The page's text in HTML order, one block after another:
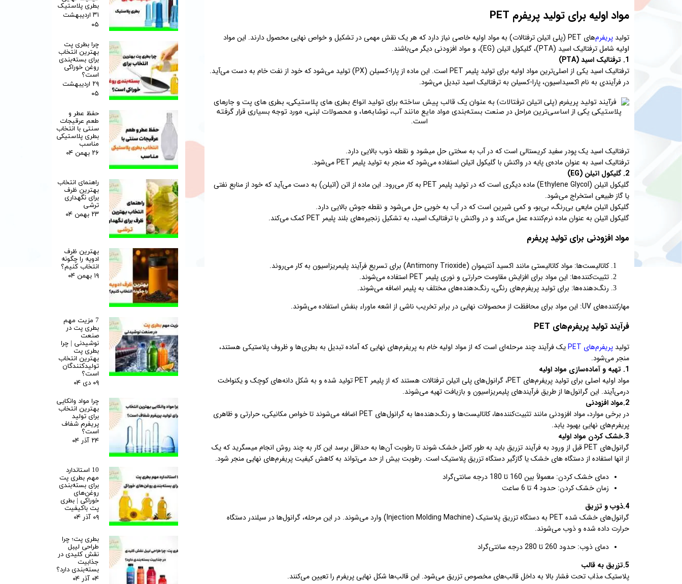
مواد اولیه برای تولید پریفرم PET
تولیدپریفرم‌
های PET (پلی اتیلن ترفتالات) به مواد اولیه خاصی نیاز دارد که هر یک نقش مهمی در تشکیل و خواص نهایی محصول دارند. این مواد
اولیه شامل ترفتالیک اسید (PTA)، گلیکول اتیلن (EG)، و مواد افزودنی دیگر می‌باشند.
1. ترفتالیک اسید (PTA)
ترفتالیک اسید یکی از اصلی‌ترین مواد اولیه برای تولید پلیمر PET است. این ماده از پارا-کسیلن (PX) تولید می‌شود که خود از نفت خام به دست می‌آید.
در فرآیندی به نام اکسیداسیون، پارا-کسیلن به ترفتالیک اسید تبدیل می‌شود.
ترفتالیک اسید یک پودر سفید کریستالی است که در آب به سختی حل میشود و نقطه ذوب بالایی دارد.
ترفتالیک اسید به عنوان ماده‌ی پایه در واکنش با گلیکول اتیلن استفاده می‌شود که منجر به تولید پلیمر PET می‌شود.
2. گلیکول اتیلن (EG)
گلیکول اتیلن (Ethylene Glycol) ماده دیگری است که در تولید پلیمر PET به کار می‌رود. این ماده از اتن (اتیلن) به دست می‌آید که خود از منابع نفتی
یا گاز طبیعی استخراج می‌شود.
گلیکول اتیلن مایعی بی‌رنگ، بی‌بو، و کمی شیرین است که در آب به خوبی حل می‌شود و نقطه جوش بالایی دارد.
گلیکول اتیلن به عنوان ماده نرم‌کننده عمل می‌کند و در واکنش با ترفتالیک اسید، به تشکیل زنجیره‌های بلند پلیمر PET کمک می‌کند.
مواد افزودنی برای تولید پریفرم
کاتالیست‌ها: مواد کاتالیستی مانند اکسید آنتیموان (Antimony Trioxide) برای تسریع فرآیند پلیمریزاسیون به کار می‌روند.
تثبیت‌کننده‌ها: این مواد برای افزایش مقاومت حرارتی و نوری پلیمر PET استفاده می‌شوند.
رنگ‌دهنده‌ها: برای تولید پریفرم‌های رنگی، رنگ‌دهنده‌های مختلف به پلیمر اضافه می‌شوند.
مهارکننده‌های UV: این مواد برای محافظت از محصولات نهایی در برابر تخریب ناشی از اشعه ماوراء بنفش استفاده می‌شوند.
فرآیند تولید پریفرم‌های PET
تولیدپریفرم‌های PET
یک فرآیند چند مرحله‌ای است که از مواد اولیه خام به پریفرم‌های نهایی که آماده تبدیل به بطری‌ها و ظروف پلاستیکی هستند،
منجر می‌شود.
1. تهیه و آماده‌سازی مواد اولیه
مواد اولیه اصلی برای تولید پریفرم‌های PET، گرانول‌های پلی اتیلن ترفتالات هستند که از پلیمر PET تولید شده و به شکل دانه‌های کوچک و یکنواخت
درمی‌آیند. این گرانول‌ها از طریق فرآیندهای پلیمریزاسیون و بازیافت تهیه می‌شوند.
2.مواد افزودنی
در برخی موارد، مواد افزودنی مانند تثبیت‌کننده‌ها، کاتالیست‌ها و رنگ‌دهنده‌ها به گرانول‌های PET اضافه می‌شوند تا خواص مکانیکی، حرارتی و ظاهری
پریفرم‌های نهایی بهبود یابد.
3.خشک کردن مواد اولیه
گرانول‌های PET قبل از ورود به فرآیند تزریق باید به طور کامل خشک شوند تا رطوبت آن‌ها به حداقل برسد این کار به چند روش انجام میسگرید که یک
از انها استفاده از دستگاه های خشک یا گازگیر دستگاه تزریق پلاستیک است. رطوبت بیش از حد می‌تواند به کاهش کیفیت پریفرم‌های نهایی منجر شود.
دمای خشک کردن: معمولاً بین 160 تا 180 درجه سانتی‌گراد
زمان خشک کردن: حدود 4 تا 6 ساعت
4.ذوب و تزریق
گرانول‌های خشک شده PET به دستگاه تزریق پلاستیک (Injection Molding Machine) وارد می‌شوند. در این مرحله، گرانول‌ها در سیلندر دستگاه
حرارت داده شده و ذوب می‌شوند.
دمای ذوب: حدود 260 تا 280 درجه سانتی‌گراد
5.تزریق به قالب
پلاستیک مذاب تحت فشار بالا به داخل قالب‌های مخصوص تزریق می‌شود. این قالب‌ها شکل نهایی پریفرم را تعیین می‌کنند.
بطری پلاستیک
۳۱ اردیبهشت
۰۵
چرا بطری پت
بهترین انتخاب
برای بسته‌بندی
روغن خوراکی
است؟
۲۹ اردیبهشت
۰۵
حفظ عطر و
طعم عرقیجات
سنتی با انتخاب
بطری پلاستیکی
مناسب
۲۶ بهمن ۰۴
راهنمای انتخاب
بهترین ظرف
برای نگهداری
ترشی
۲۳ بهمن ۰۴
بهترین ظرف
ادویه را چگونه
انتخاب کنیم؟
۱۹ بهمن ۰۴
7 مزیت مهم
بطری پت در
صنعت
نوشیدنی | چرا
بطری پت
بهترین انتخاب
تولیدکنندگان
است؟
۰۹ دی ۰۴
چرا مواد وانکایی
بهترین انتخاب
برای تولید
پریفرم شفاف
است؟
۲۴ آذر ۰۴
10 استاندارد
مهم بطری پت
برای بسته‌بندی
روغن‌های
خوراکی | بطری
پت باکیفیت
۰۹ آذر ۰۴
بطری پت؛ چرا
طراحی لیبل
نقش کلیدی در
جذابیت
بسته‌بندی دارد؟
۰۴ آذر ۰۴